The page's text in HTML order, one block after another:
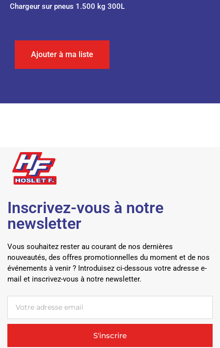
Chargeur sur pneus 1.500 kg 300L
Ajouter à ma liste
Inscrivez-vous à notre
newsletter
Vous souhaitez rester au courant de nos dernières
nouveautés, des offres promotionnelles du moment et de nos
événements à venir ? Introduisez ci-dessous votre adresse e-
mail et inscrivez-vous à notre newsletter.
S'inscrire